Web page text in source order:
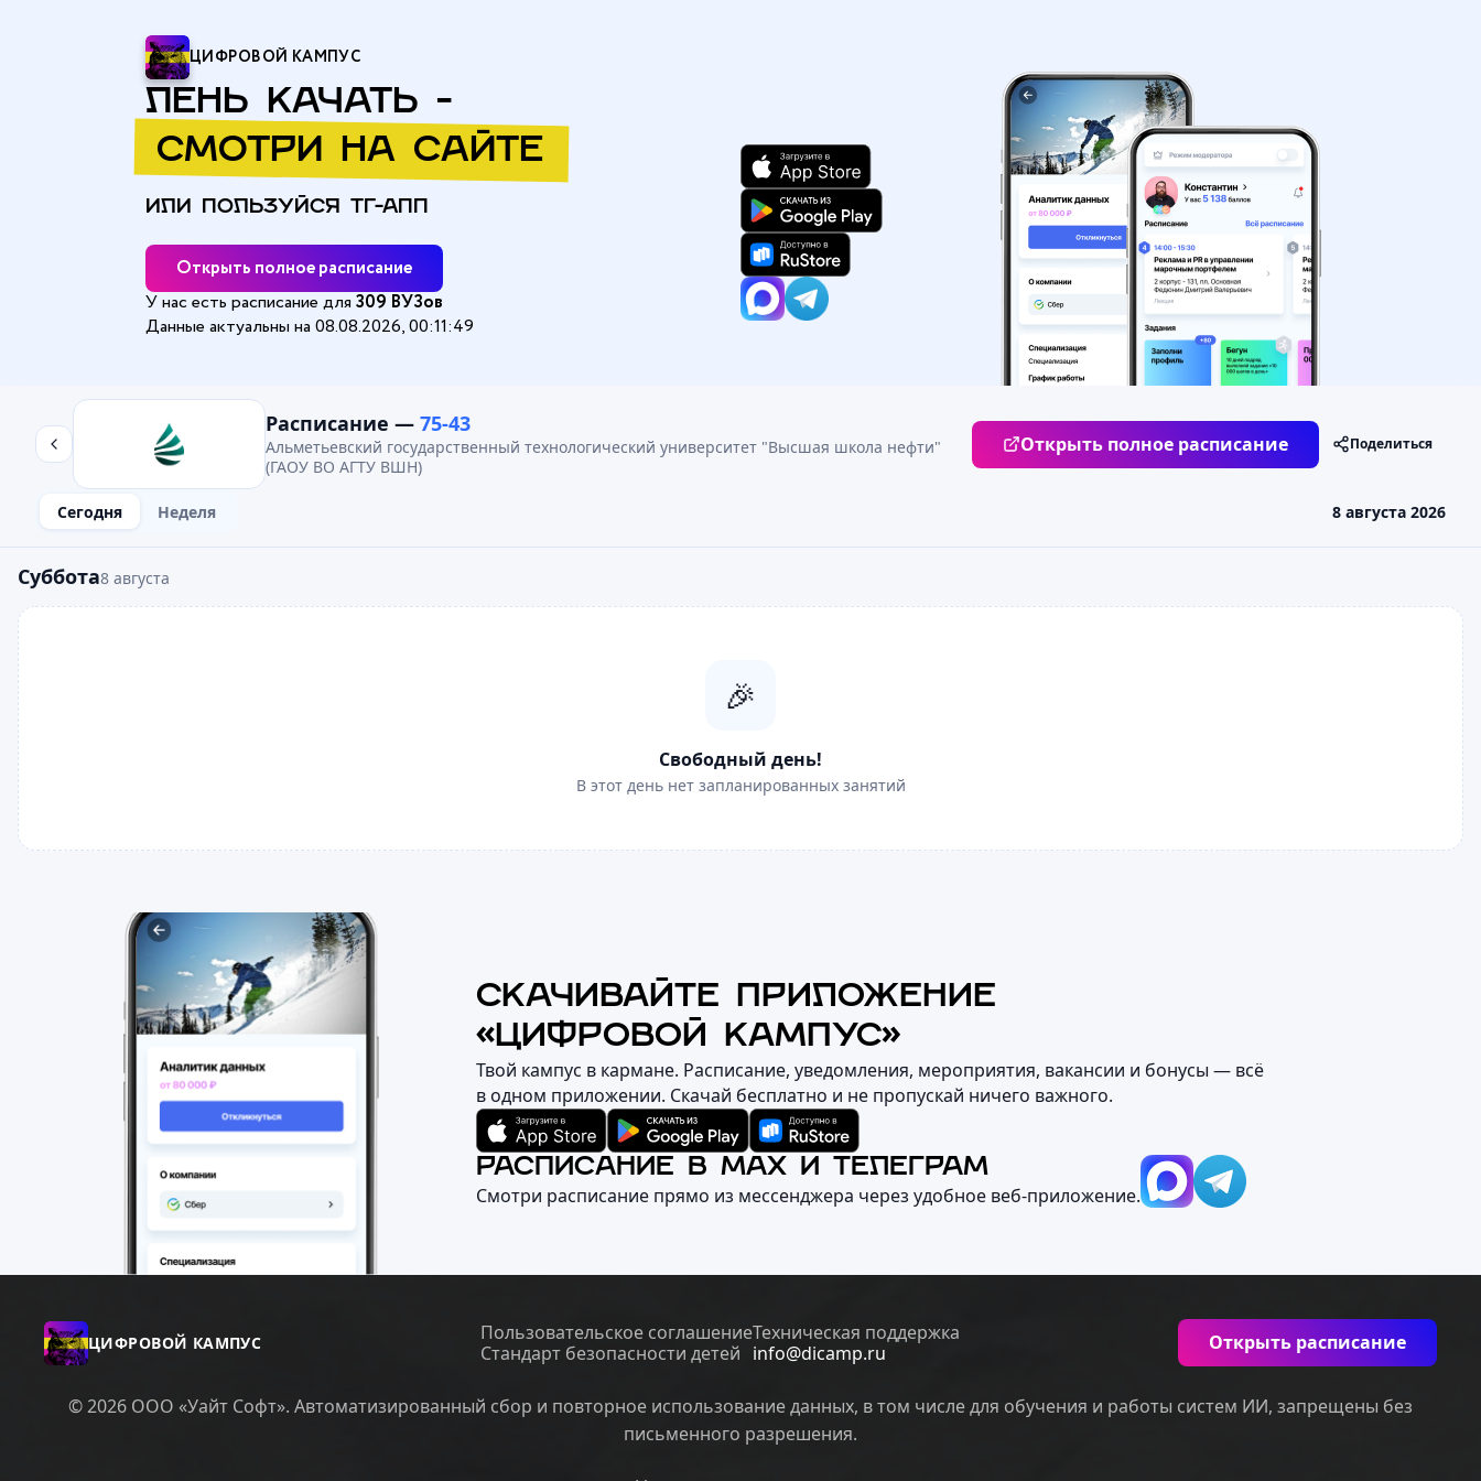
ЦИФРОВОЙ КАМПУС
ЛЕНЬ КАЧАТЬ -
СМОТРИ НА САЙТЕ
ИЛИ ПОЛЬЗУЙСЯ ТГ-АПП
Открыть полное расписание
У нас есть расписание для 309 ВУЗов
Данные актуальны на 08.08.2026, 00:11:49
Альметьевский государственный технологический университет "Высшая школа нефти" (ГАОУ ВО АГТУ ВШН)
Расписание — 75-43
Альметьевский государственный технологический университет "Высшая школа нефти"
(ГАОУ ВО АГТУ ВШН)
Открыть полное расписание Поделиться
Сегодня Неделя 8 августа 2026
Суббота8 августа
🎉
Свободный день!
В этот день нет запланированных занятий
СКАЧИВАЙТЕ ПРИЛОЖЕНИЕ
«ЦИФРОВОЙ КАМПУС»
Твой кампус в кармане. Расписание, уведомления, мероприятия, вакансии и бонусы — всё
в одном приложении. Скачай бесплатно и не пропускай ничего важного.
РАСПИСАНИЕ В MAX И ТЕЛЕГРАМ
Смотри расписание прямо из мессенджера через удобное веб‑приложение.
ЦИФРОВОЙ КАМПУС
Пользовательское соглашение
Стандарт безопасности детей
Техническая поддержка
info@dicamp.ru
Открыть расписание
© 2026 ООО «Уайт Софт». Автоматизированный сбор и повторное использование данных, в том числе для обучения и работы систем ИИ, запрещены без
письменного разрешения.